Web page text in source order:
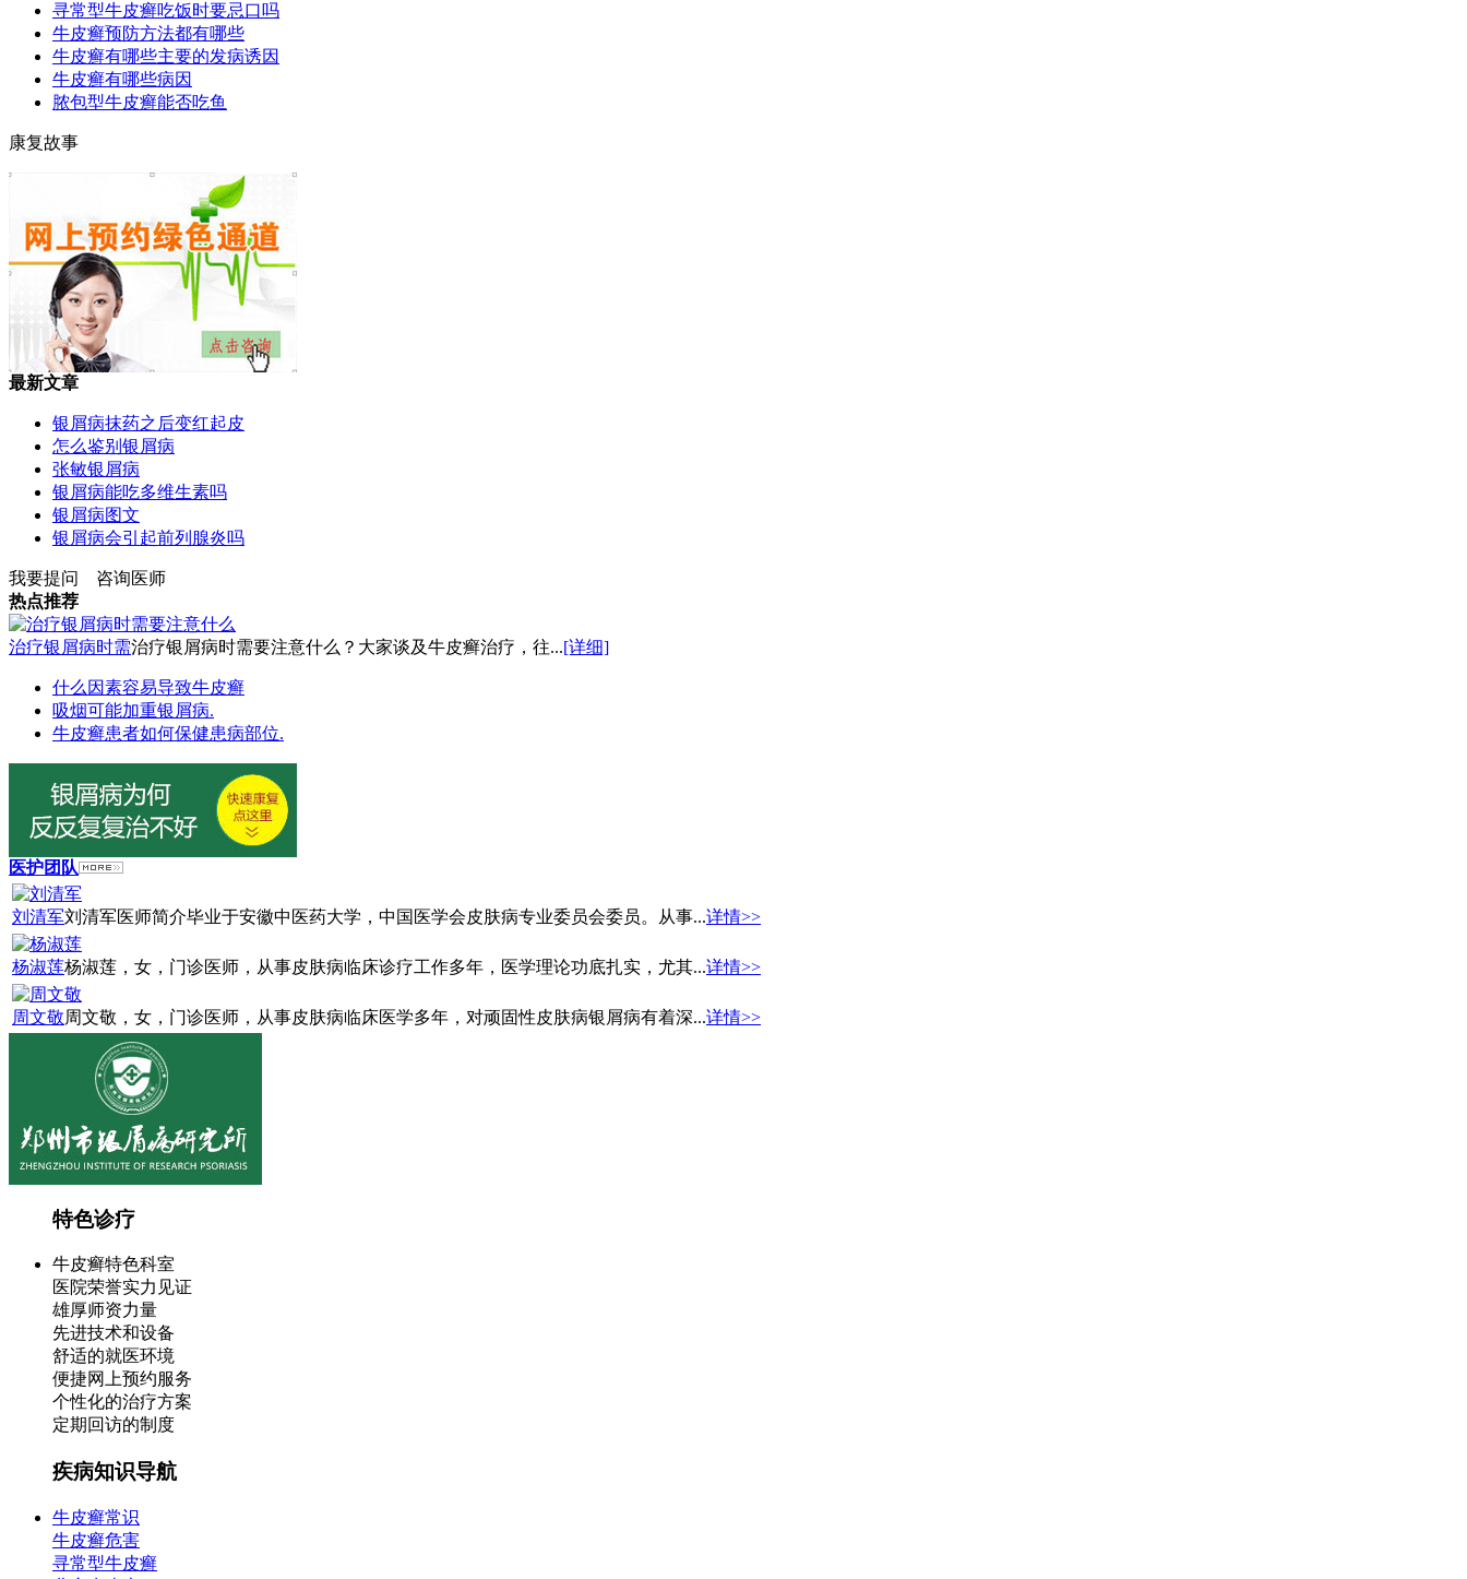
寻常型牛皮癣吃饭时要忌口吗
牛皮癣预防方法都有哪些
牛皮癣有哪些主要的发病诱因
牛皮癣有哪些病因
脓包型牛皮癣能否吃鱼
康复故事
最新文章
银屑病抹药之后变红起皮
怎么鉴别银屑病
张敏银屑病
银屑病能吃多维生素吗
银屑病图文
银屑病会引起前列腺炎吗
我要提问
咨询医师
热点推荐
治疗银屑病时需治疗银屑病时需要注意什么？大家谈及牛皮癣治疗，往...[详细]
什么因素容易导致牛皮癣
吸烟可能加重银屑病.
牛皮癣患者如何保健患病部位.
医护团队
刘清军刘清军医师简介毕业于安徽中医药大学，中国医学会皮肤病专业委员会委员。从事...详情>>
杨淑莲杨淑莲，女，门诊医师，从事皮肤病临床诊疗工作多年，医学理论功底扎实，尤其...详情>>
周文敬周文敬，女，门诊医师，从事皮肤病临床医学多年，对顽固性皮肤病银屑病有着深...详情>>
特色诊疗
牛皮癣特色科室
医院荣誉实力见证
雄厚师资力量
先进技术和设备
舒适的就医环境
便捷网上预约服务
个性化的治疗方案
定期回访的制度
疾病知识导航
牛皮癣常识
牛皮癣危害
寻常型牛皮癣